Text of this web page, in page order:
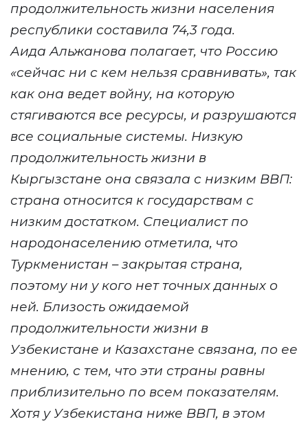
продолжительность жизни населения
республики составила 74,3 года.
Аида Альжанова полагает, что Россию
«сейчас ни с кем нельзя сравнивать», так
как она ведет войну, на которую
стягиваются все ресурсы, и разрушаются
все социальные системы. Низкую
продолжительность жизни в
Кыргызстане она связала с низким ВВП:
страна относится к государствам с
низким достатком. Специалист по
народонаселению отметила, что
Туркменистан – закрытая страна,
поэтому ни у кого нет точных данных о
ней. Близость ожидаемой
продолжительности жизни в
Узбекистане и Казахстане связана, по ее
мнению, с тем, что эти страны равны
приблизительно по всем показателям.
Хотя у Узбекистана ниже ВВП, в этом